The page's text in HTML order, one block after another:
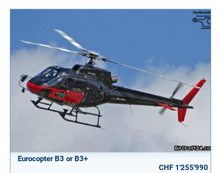
Eurocopter B3 or B3+
CHF 1'255'990